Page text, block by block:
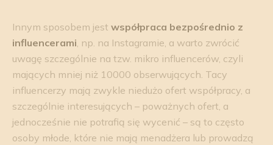
Innym sposobem jest współpraca bezpośrednio z
influencerami, np. na Instagramie, a warto zwrócić
uwagę szczególnie na tzw. mikro influencerów, czyli
mających mniej niż 10000 obserwujących. Tacy
influencerzy mają zwykle niedużo ofert współpracy, a
szczególnie interesujących – poważnych ofert, a
jednocześnie nie potrafią się wycenić – są to często
osoby młode, które nie mają menadżera lub prowadzą